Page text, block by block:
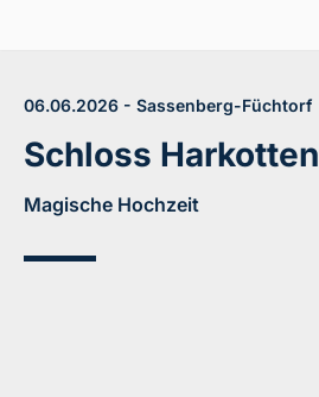
Inhalt
06.06.2026 - Sassenberg-Füchtorf
Schloss Harkotten
Magische Hochzeit